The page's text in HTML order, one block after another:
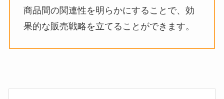
商品間の関連性を明らかにすることで、効
果的な販売戦略を立てることができます。